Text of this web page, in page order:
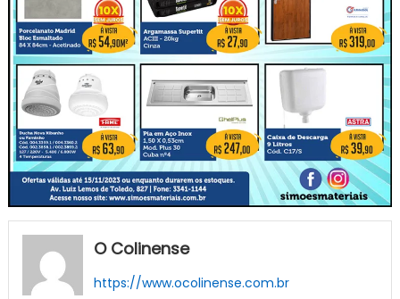
O Colinense
https://www.ocolinense.com.br